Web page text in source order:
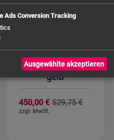
Modell
COROLLA 1G -
gelb
450,00 € 529,75 €
Ads Conversion Tracking
Ausgewählte akzeptieren